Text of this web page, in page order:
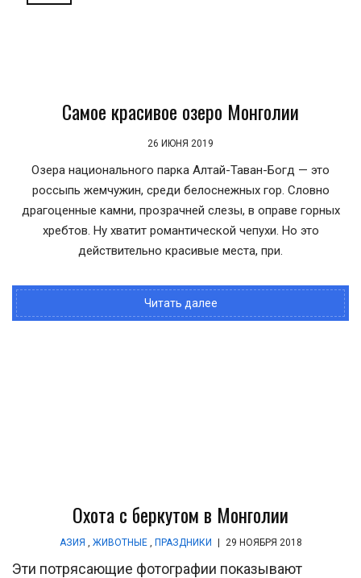
Самое красивое озеро Монголии
26 ИЮНЯ 2019
Озера национального парка Алтай-Таван-Богд — это
россыпь жемчужин, среди белоснежных гор. Словно
драгоценные камни, прозрачней слезы, в оправе горных
хребтов. Ну хватит романтической чепухи. Но это
действительно красивые места, при.
Читать далее
Охота с беркутом в Монголии
АЗИЯ , ЖИВОТНЫЕ, ПРАЗДНИКИ 29 НОЯБРЯ 2018
Эти потрясающие фотографии показывают